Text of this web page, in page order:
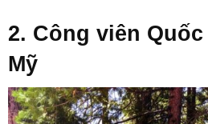
2. Công viên
Mỹ